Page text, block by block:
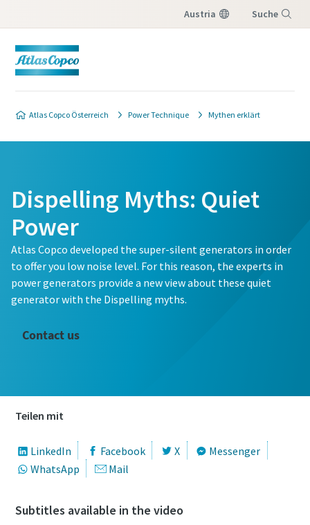
Austria Suche
Atlas Copco Österreich Power Technique Mythen erklärt
Dispelling Myths: Quiet
Power
Atlas Copco developed the super-silent generators in order
to offer you low noise level. For this reason, the experts in
power generators provide a new view about these quiet
generator with the Dispelling myths.
Contact us
Teilen mit
LinkedIn Facebook X
Messenger
WhatsApp
Mail
Subtitles available in the video